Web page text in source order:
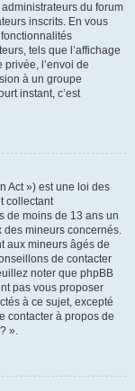
du forum
inscrits. En vous
tels que l’affichage
privée, l’envoi de
à un groupe
instant, c’est
Act ») est une loi des
collectant
de moins de 13 ans un
des mineurs concernés.
aux mineurs âgés de
de contacter
noter que phpBB
pas vous proposer
à ce sujet, excepté
contacter à propos de
».